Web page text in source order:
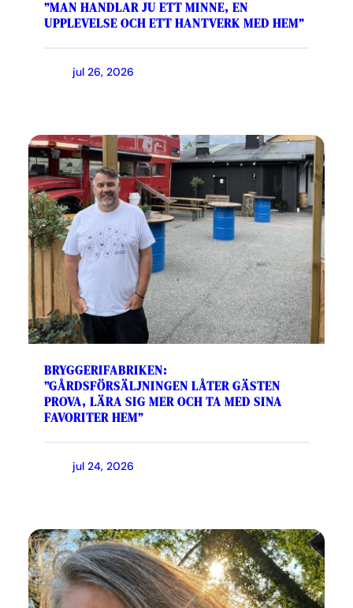
”MAN HANDLAR JU ETT MINNE, EN
UPPLEVELSE OCH ETT HANTVERK MED HEM”
jul 26, 2026
BRYGGERIFABRIKEN:
”GÅRDSFÖRSÄLJNINGEN LÅTER GÄSTEN
PROVA, LÄRA SIG MER OCH TA MED SINA
FAVORITER HEM”
jul 24, 2026